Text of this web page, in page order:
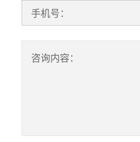
手机号：
咨询内容：